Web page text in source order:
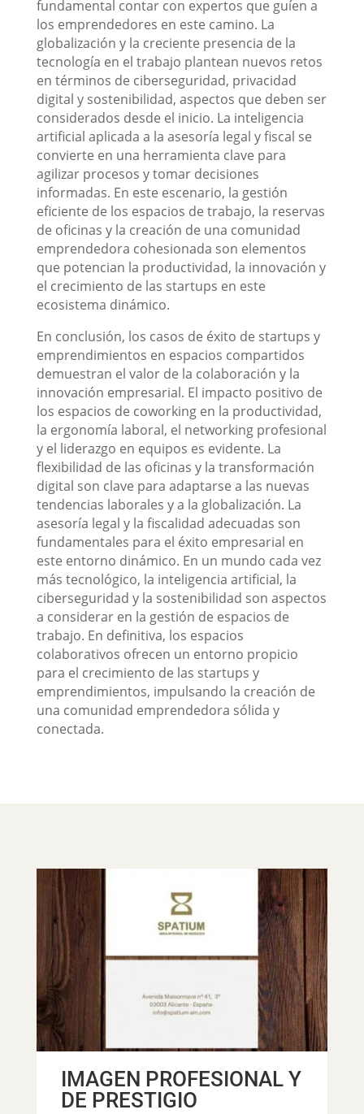
fundamental contar con expertos que guíen a
los emprendedores en este camino. La
globalización y la creciente presencia de la
tecnología en el trabajo plantean nuevos retos
en términos de ciberseguridad, privacidad
digital y sostenibilidad, aspectos que deben ser
considerados desde el inicio. La inteligencia
artificial aplicada a la asesoría legal y fiscal se
convierte en una herramienta clave para
agilizar procesos y tomar decisiones
informadas. En este escenario, la gestión
eficiente de los espacios de trabajo, la reservas
de oficinas y la creación de una comunidad
emprendedora cohesionada son elementos
que potencian la productividad, la innovación y
el crecimiento de las startups en este
ecosistema dinámico.
En conclusión, los casos de éxito de startups y
emprendimientos en espacios compartidos
demuestran el valor de la colaboración y la
innovación empresarial. El impacto positivo de
los espacios de coworking en la productividad,
la ergonomía laboral, el networking profesional
y el liderazgo en equipos es evidente. La
flexibilidad de las oficinas y la transformación
digital son clave para adaptarse a las nuevas
tendencias laborales y a la globalización. La
asesoría legal y la fiscalidad adecuadas son
fundamentales para el éxito empresarial en
este entorno dinámico. En un mundo cada vez
más tecnológico, la inteligencia artificial, la
ciberseguridad y la sostenibilidad son aspectos
a considerar en la gestión de espacios de
trabajo. En definitiva, los espacios
colaborativos ofrecen un entorno propicio
para el crecimiento de las startups y
emprendimientos, impulsando la creación de
una comunidad emprendedora sólida y
conectada.
IMAGEN PROFESIONAL Y
DE PRESTIGIO